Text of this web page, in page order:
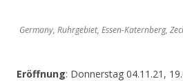
Germany, Ruhrgebiet, Essen-Katernberg,
Eröffnung: Donnerstag 04.11.21,